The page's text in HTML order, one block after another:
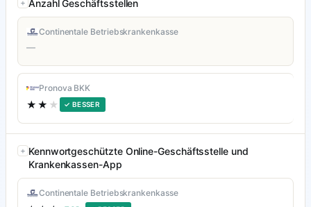
Anzahl Geschäftsstellen
Continentale Betriebskrankenkasse
—
Pronova BKK
★★ ★ ✓ BESSER
Kennwortgeschützte Online-Geschäftsstelle und
Krankenkassen-App
Continentale Betriebskrankenkasse